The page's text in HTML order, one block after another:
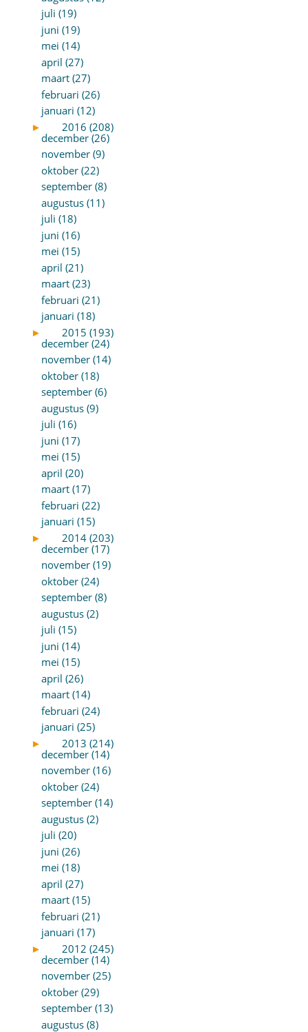
juli (19)
juni (19)
mei (14)
april (27)
maart (27)
februari (26)
januari (12)
►
2016 (208)
december (26)
november (9)
oktober (22)
september (8)
augustus (11)
juli (18)
juni (16)
mei (15)
april (21)
maart (23)
februari (21)
januari (18)
►
2015 (193)
december (24)
november (14)
oktober (18)
september (6)
augustus (9)
juli (16)
juni (17)
mei (15)
april (20)
maart (17)
februari (22)
januari (15)
►
2014 (203)
december (17)
november (19)
oktober (24)
september (8)
augustus (2)
juli (15)
juni (14)
mei (15)
april (26)
maart (14)
februari (24)
januari (25)
►
2013 (214)
december (14)
november (16)
oktober (24)
september (14)
augustus (2)
juli (20)
juni (26)
mei (18)
april (27)
maart (15)
februari (21)
januari (17)
►
2012 (245)
december (14)
november (25)
oktober (29)
september (13)
augustus (8)